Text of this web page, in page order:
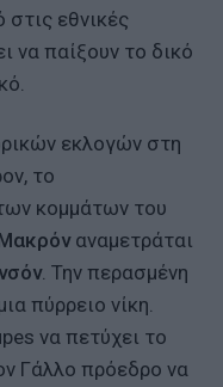
εθνικές
να παίξουν το δικό
εκλογών στη
το
κομμάτων του
αναμετράται
. Την περασμένη
πύρρειο νίκη.
να πετύχει το
Γάλλο πρόεδρο να